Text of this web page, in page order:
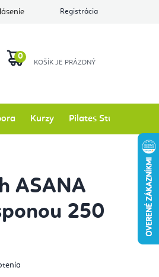
Registrácia
KOŠÍK
Kurzy Pilates Studio
ASANA
250